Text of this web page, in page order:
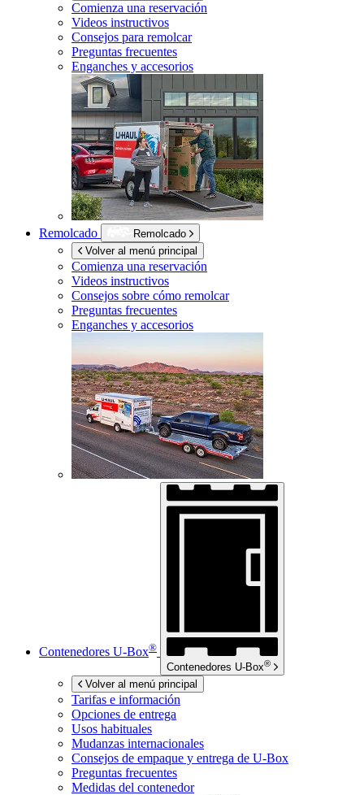
Comienza una reservación
Videos instructivos
Consejos para remolcar
Preguntas frecuentes
Enganches y accesorios
Remolcado
Remolcado
Volver al menú principal
Comienza una reservación
Videos instructivos
Consejos sobre cómo remolcar
Preguntas frecuentes
Enganches y accesorios
Contenedores U-Box®
Contenedores U-Box®
Volver al menú principal
Tarifas e información
Opciones de entrega
Usos habituales
Mudanzas internacionales
Consejos de empaque y entrega de U-Box
Preguntas frecuentes
Medidas del contenedor